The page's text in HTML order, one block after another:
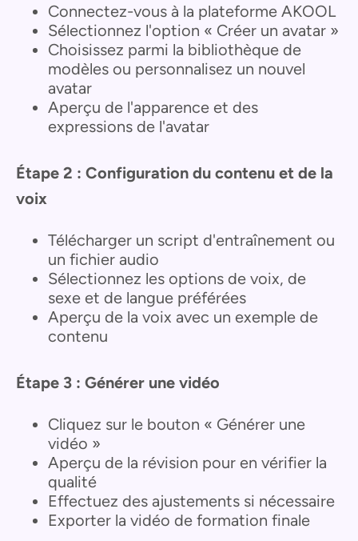
Connectez-vous à la plateforme AKOOL
Sélectionnez l'option « Créer un avatar »
Choisissez parmi la bibliothèque de
modèles ou personnalisez un nouvel
avatar
Aperçu de l'apparence et des
expressions de l'avatar
Étape 2 : Configuration du contenu et de la
voix
Télécharger un script d'entraînement ou
un fichier audio
Sélectionnez les options de voix, de
sexe et de langue préférées
Aperçu de la voix avec un exemple de
contenu
Étape 3 : Générer une vidéo
Cliquez sur le bouton « Générer une
vidéo »
Aperçu de la révision pour en vérifier la
qualité
Effectuez des ajustements si nécessaire
Exporter la vidéo de formation finale